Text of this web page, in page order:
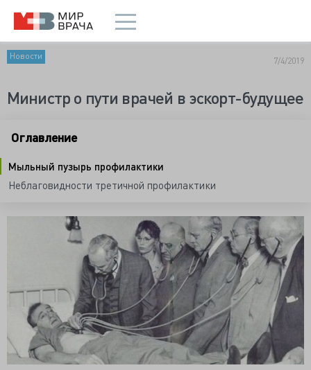
Новости 7/4/2019
Министр о пути врачей в эскорт-будущее
Оглавление
Мыльный пузырь профилактики
Неблаговидности третичной профилактики